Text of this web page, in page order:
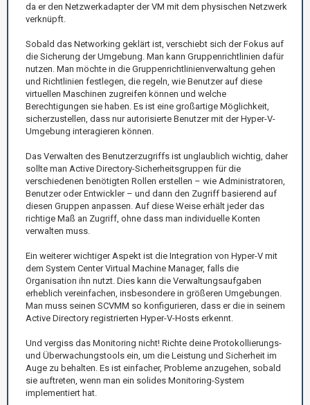
da er den Netzwerkadapter der VM mit dem physischen Netzwerk
verknüpft.
Sobald das Networking geklärt ist, verschiebt sich der Fokus auf
die Sicherung der Umgebung. Man kann Gruppenrichtlinien dafür
nutzen. Man möchte in die Gruppenrichtlinienverwaltung gehen
und Richtlinien festlegen, die regeln, wie Benutzer auf diese
virtuellen Maschinen zugreifen können und welche
Berechtigungen sie haben. Es ist eine großartige Möglichkeit,
sicherzustellen, dass nur autorisierte Benutzer mit der Hyper-V-
Umgebung interagieren können.
Das Verwalten des Benutzerzugriffs ist unglaublich wichtig, daher
sollte man Active Directory-Sicherheitsgruppen für die
verschiedenen benötigten Rollen erstellen – wie Administratoren,
Benutzer oder Entwickler – und dann den Zugriff basierend auf
diesen Gruppen anpassen. Auf diese Weise erhält jeder das
richtige Maß an Zugriff, ohne dass man individuelle Konten
verwalten muss.
Ein weiterer wichtiger Aspekt ist die Integration von Hyper-V mit
dem System Center Virtual Machine Manager, falls die
Organisation ihn nutzt. Dies kann die Verwaltungsaufgaben
erheblich vereinfachen, insbesondere in größeren Umgebungen.
Man muss seinen SCVMM so konfigurieren, dass er die in seinem
Active Directory registrierten Hyper-V-Hosts erkennt.
Und vergiss das Monitoring nicht! Richte deine Protokollierungs-
und Überwachungstools ein, um die Leistung und Sicherheit im
Auge zu behalten. Es ist einfacher, Probleme anzugehen, sobald
sie auftreten, wenn man ein solides Monitoring-System
implementiert hat.